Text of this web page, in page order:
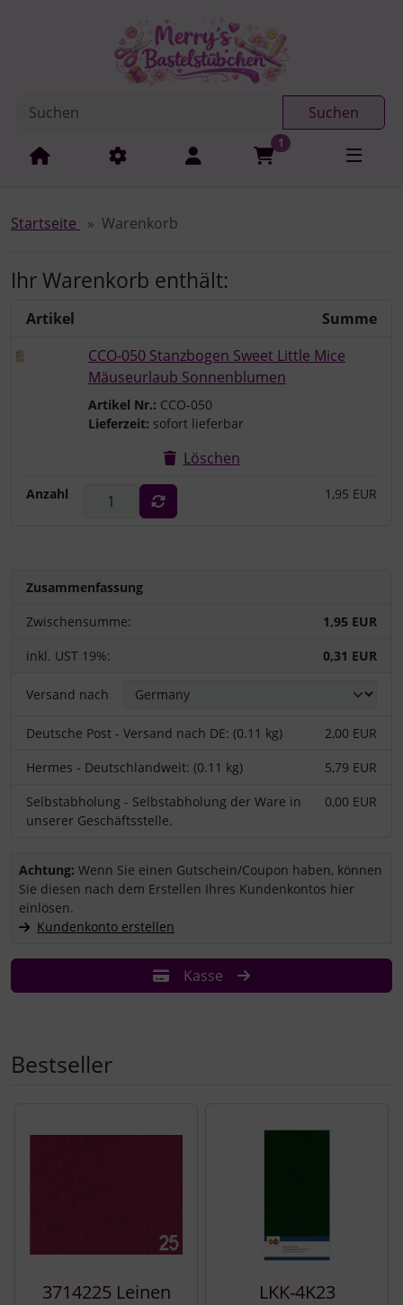
Springe zur Navigation
Suchen
1
Startseite Warenkorb
Ihr Warenkorb enthält:
Artikel
Summe
CCO-050 Stanzbogen Sweet Little Mice
Mäuseurlaub Sonnenblumen
Artikel Nr.: CCO-050
Lieferzeit: sofort lieferbar
Löschen
Anzahl 1,95 EUR
Zusammenfassung
Zwischensumme:
1,95 EUR
inkl. UST 19%:
0,31 EUR
Versand nach
Deutsche Post - Versand nach DE: (0.11 kg)
2,00 EUR
Hermes - Deutschlandweit: (0.11 kg)
5,79 EUR
Selbstabholung - Selbstabholung der Ware in
unserer Geschäftsstelle.
0,00 EUR
Sie haben einen Coupon/Gutschein und wollen ihn einlösen?
Achtung: Wenn Sie einen Gutschein/Coupon haben, können
Sie diesen nach dem Erstellen Ihres Kundenkontos hier
einlösen.
Kundenkonto erstellen
Kasse
Bestseller
3714225 Leinen
LKK-4K23